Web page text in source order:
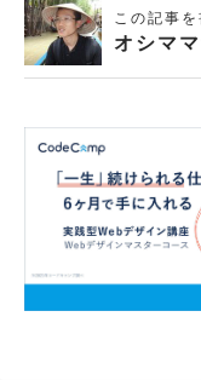
この記事を
オシマ